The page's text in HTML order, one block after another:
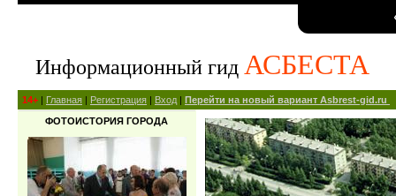
Информационный гид АСБЕСТА
14+ | Главная | Регистрация | Вход | Перейти на новый вариант Asbrest-gid.ru
ФОТОИСТОРИЯ ГОРОДА